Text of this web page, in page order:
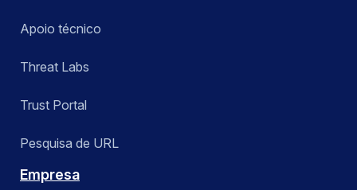
Apoio técnico
Threat Labs
Trust Portal
Pesquisa de URL
Empresa